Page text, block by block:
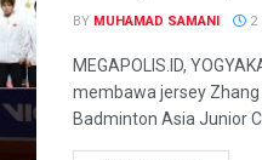
BY MUHAMAD SAMANI 2
MEGAPOLIS.ID,
membawa jersey
Badminton Asia Junior